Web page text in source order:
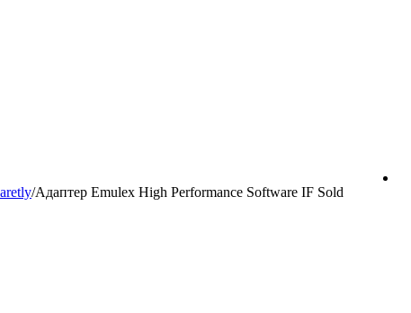
/Адаптер Emulex High Performance Software IF Sold